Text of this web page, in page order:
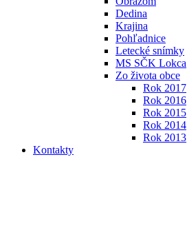
Dedina
Krajina
Pohľadnice
Letecké snímky
MS SČK Lokca
Zo života obce
Rok 2017
Rok 2016
Rok 2015
Rok 2014
Rok 2013
Kontakty